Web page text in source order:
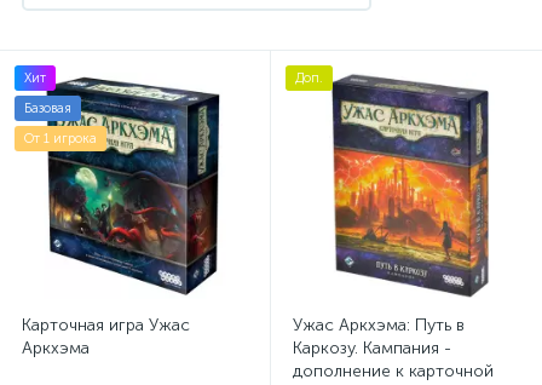
Хит
Базовая
От 1 игрока
Карточная игра Ужас
Аркхэма
Доп.
Ужас Аркхэма: Путь в
Каркозу. Кампания -
дополнение к карточной